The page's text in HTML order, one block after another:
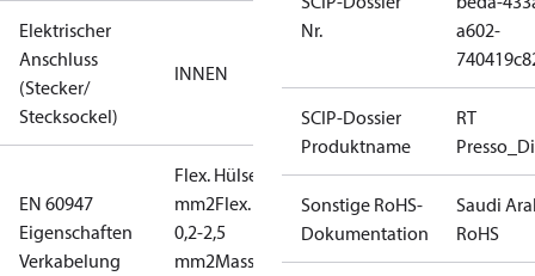
Elektrischer
Anschluss
(Stecker/
Stecksockel)
INNEN
EN 60947
Eigenschaften
Verkabelung
Flex. Hülsen: 0,2-1,5
mm2Flex. keine Hülsen:
0,2-2,5
mm2Massiv-/Litzendraht:
Nr.
a602-
SCIP-Dossier
Produktname
RT
Sonstige RoHS-
Dokumentation
Saudi
RoHS